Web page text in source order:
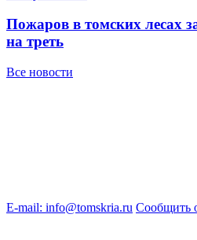
Пожаров в томских лесах
на треть
Все новости
E-mail: info@tomskria.ru Сообщить